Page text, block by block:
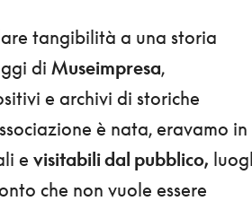
tangibilità a una storia
di Museimpresa,
e archivi di storiche
è nata, eravamo in
e visitabili dal pubblico,
che non vuole essere